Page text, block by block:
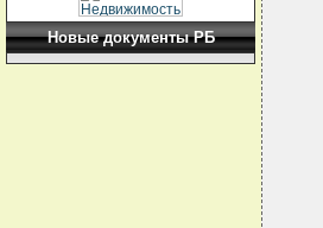
Новые документы РБ